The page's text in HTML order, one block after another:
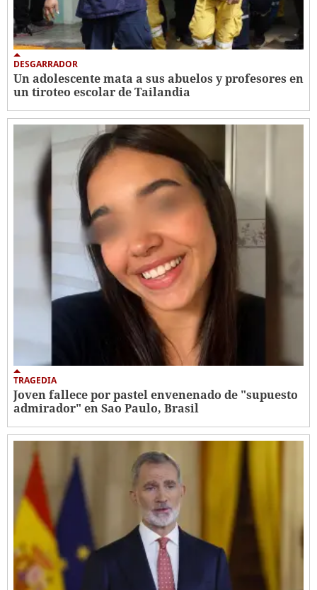
DESGARRADOR
Un adolescente mata a sus abuelos y profesores en
un tiroteo escolar de Tailandia
TRAGEDIA
Joven fallece por pastel envenenado de "supuesto
admirador" en Sao Paulo, Brasil